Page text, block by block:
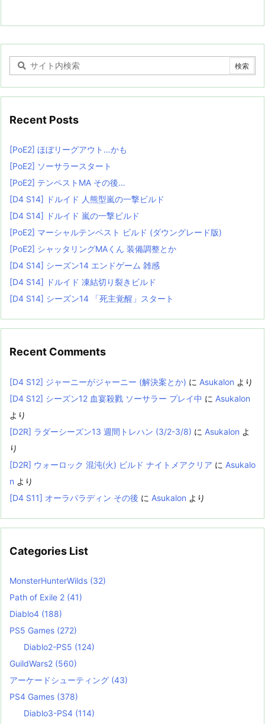
Recent Posts
[PoE2] ほぼリーグアウト…かも
[PoE2] ソーサラースタート
[PoE2] テンペストMA その後…
[D4 S14] ドルイド 人熊型嵐の一撃ビルド
[D4 S14] ドルイド 嵐の一撃ビルド
[PoE2] マーシャルテンペスト ビルド (ダウングレード版)
[PoE2] シャッタリングMAくん 装備調整とか
[D4 S14] シーズン14 エンドゲーム 雑感
[D4 S14] ドルイド 凍結切り裂きビルド
[D4 S14] シーズン14 「死主覚醒」スタート
Recent Comments
[D4 S12] ジャーニーがジャーニー (解決案とか) に Asukalon より
[D4 S12] シーズン12 血宴殺戮 ソーサラー プレイ中 に Asukalon
より
[D2R] ラダーシーズン13 週間トレハン (3/2-3/8) に Asukalon よ
り
[D2R] ウォーロック 混沌(火) ビルド ナイトメアクリア に Asukalo
n より
[D4 S11] オーラパラディン その後 に Asukalon より
Categories List
MonsterHunterWilds (32)
Path of Exile 2 (41)
Diablo4 (188)
PS5 Games (272)
Diablo2-PS5 (124)
GuildWars2 (560)
アーケードシューティング (43)
PS4 Games (378)
Diablo3-PS4 (114)